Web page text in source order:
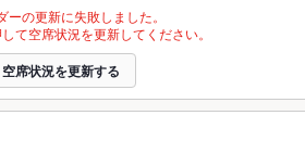
ーの更新に失敗しました。
て空席状況を更新してください。
空席状況を更新する